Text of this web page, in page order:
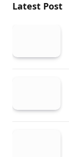
Latest Post